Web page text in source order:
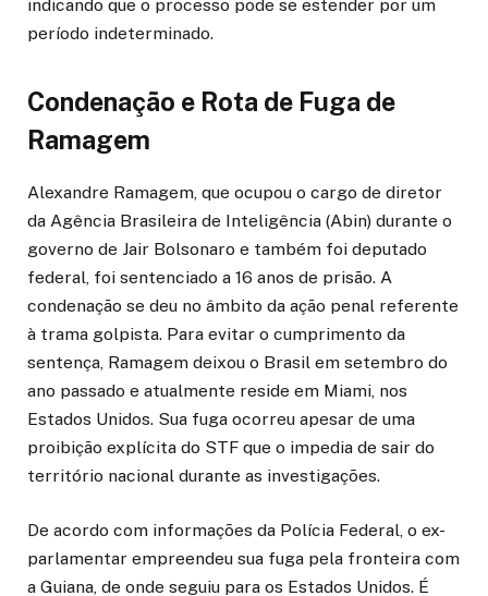
indicando que o processo pode se estender por um
período indeterminado.
Condenação e Rota de Fuga de
Ramagem
Alexandre Ramagem, que ocupou o cargo de diretor
da Agência Brasileira de Inteligência (Abin) durante o
governo de Jair Bolsonaro e também foi deputado
federal, foi sentenciado a 16 anos de prisão. A
condenação se deu no âmbito da ação penal referente
à trama golpista. Para evitar o cumprimento da
sentença, Ramagem deixou o Brasil em setembro do
ano passado e atualmente reside em Miami, nos
Estados Unidos. Sua fuga ocorreu apesar de uma
proibição explícita do STF que o impedia de sair do
território nacional durante as investigações.
De acordo com informações da Polícia Federal, o ex-
parlamentar empreendeu sua fuga pela fronteira com
a Guiana, de onde seguiu para os Estados Unidos. É